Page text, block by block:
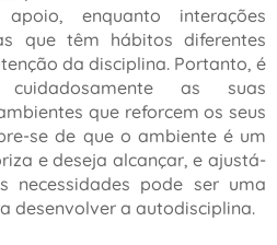
enquanto interações
que têm hábitos diferentes
da disciplina. Portanto, é
cuidadosamente as suas
que reforcem os seus
se de que o ambiente é um
e deseja alcançar, e ajustá-
necessidades pode ser uma
desenvolver a autodisciplina.